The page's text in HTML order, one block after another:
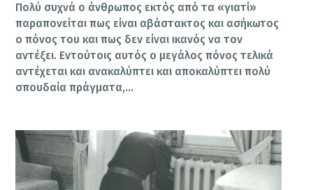
Πολύ συχνά ο άνθρωπος εκτός από τα «γιατί»
παραπονείται πως είναι αβάστακτος και ασήκωτος
ο πόνος του και πως δεν είναι ικανός να τον
αντέξει. Εντούτοις αυτός ο μεγάλος πόνος τελικά
αντέχεται και ανακαλύπτει και αποκαλύπτει πολύ
σπουδαία πράγματα,…